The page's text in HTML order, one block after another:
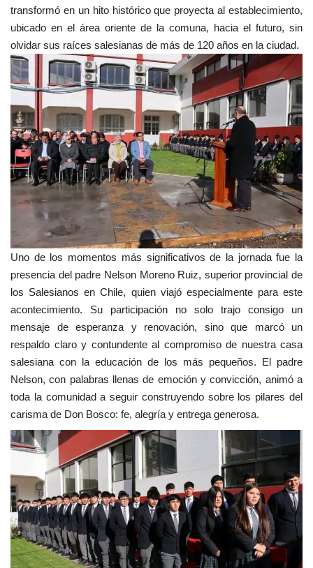
transformó en un hito histórico que proyecta al establecimiento,
ubicado en el área oriente de la comuna, hacia el futuro, sin
olvidar sus raíces salesianas de más de 120 años en la ciudad.
Uno de los momentos más significativos de la jornada fue la
presencia del padre Nelson Moreno Ruiz, superior provincial de
los Salesianos en Chile, quien viajó especialmente para este
acontecimiento. Su participación no solo trajo consigo un
mensaje de esperanza y renovación, sino que marcó un
respaldo claro y contundente al compromiso de nuestra casa
salesiana con la educación de los más pequeños. El padre
Nelson, con palabras llenas de emoción y convicción, animó a
toda la comunidad a seguir construyendo sobre los pilares del
carisma de Don Bosco: fe, alegría y entrega generosa.